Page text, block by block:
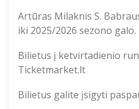
Artūras Milaknis S.
iki 2025/2026 sezono galo.
Bilietus į ketvirtadienio
Ticketmarket.lt
Bilietus galite įsigyti